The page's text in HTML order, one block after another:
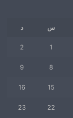
س د
1
2
8
9
15
16
22
23